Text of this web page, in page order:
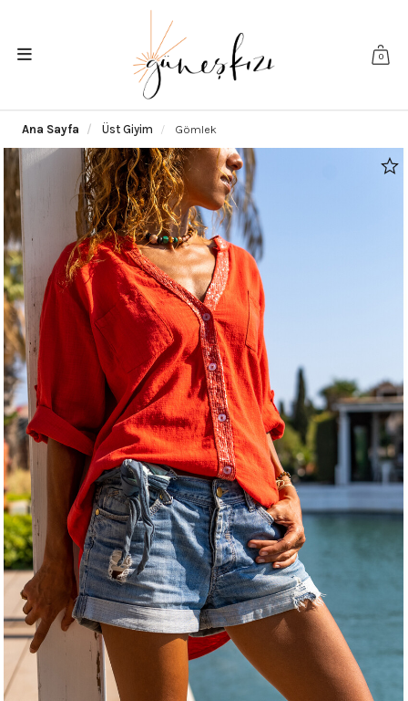
0
Ana Sayfa Üst Giyim Gömlek